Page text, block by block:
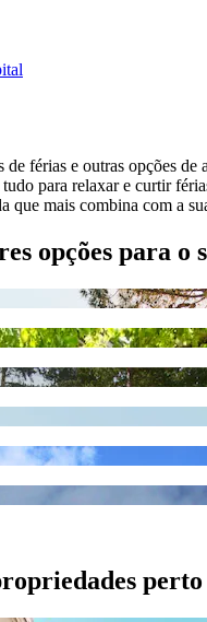
de férias e outras opções
para relaxar e curtir
que mais combina com a
opções para o